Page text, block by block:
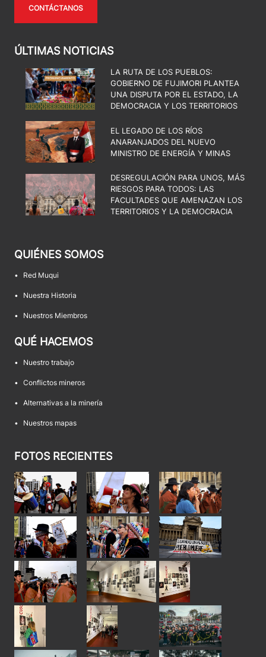
CONTÁCTANOS
ÚLTIMAS NOTICIAS
LA RUTA DE LOS PUEBLOS:
GOBIERNO DE FUJIMORI PLANTEA
UNA DISPUTA POR EL ESTADO, LA
DEMOCRACIA Y LOS TERRITORIOS
EL LEGADO DE LOS RÍOS
ANARANJADOS DEL NUEVO
MINISTRO DE ENERGÍA Y MINAS
DESREGULACIÓN PARA UNOS, MÁS
RIESGOS PARA TODOS: LAS
FACULTADES QUE AMENAZAN LOS
TERRITORIOS Y LA DEMOCRACIA
QUIÉNES SOMOS
• Red Muqui
• Nuestra Historia
• Nuestros Miembros
QUÉ HACEMOS
• Nuestro trabajo
• Conflictos mineros
• Alternativas a la minería
• Nuestros mapas
FOTOS RECIENTES